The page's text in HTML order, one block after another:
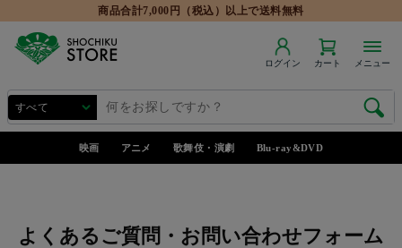
商品合計7,000円（税込）以上で送料無料
ログイン カート メニュー
映画 アニメ 歌舞伎・演劇 Blu-ray&DVD
よくあるご質問・お問い合わせフォーム